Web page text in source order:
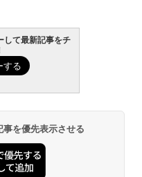
して最新記事をチ
を優先表示させる